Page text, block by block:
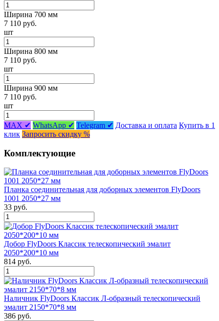
Ширина 700 мм
7 110 руб.
шт
Ширина 800 мм
7 110 руб.
шт
Ширина 900 мм
7 110 руб.
шт
MAX ✔ WhatsApp ✔ Telegram ✔ Доставка и оплата Купить в 1
клик Запросить скидку %
Комплектующие
Планка соединительная для доборных элементов FlyDoors
1001 2050*27 мм
33 руб.
Добор FlyDoors Классик телескопический эмалит
2050*200*10 мм
814 руб.
Наличник FlyDoors Классик Л-образный телескопический
эмалит 2150*70*8 мм
386 руб.